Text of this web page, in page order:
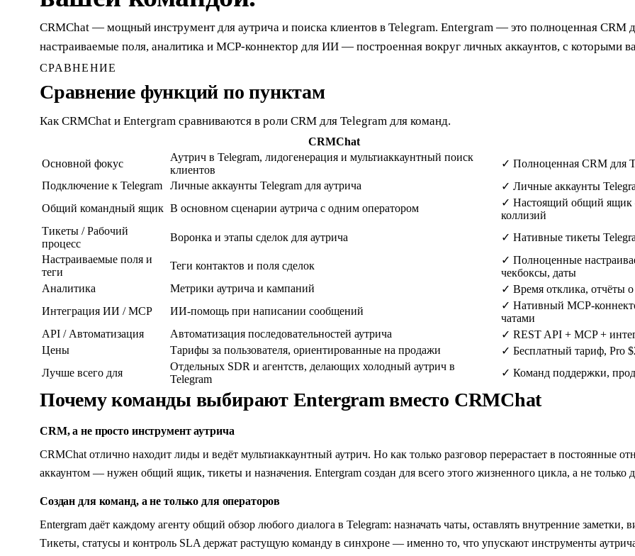
CRMChat — мощный инструмент для аутрича и поиска клиентов в Telegram. Entergram — это полноценная
настраиваемые поля, аналитика и MCP-коннектор для ИИ — построенная вокруг личных аккаунтов, с которыми
СРАВНЕНИЕ
Сравнение функций по пунктам
Как CRMChat и Entergram сравниваются в роли CRM для Telegram для команд.
CRMChat
Основной фокус
Аутрич в Telegram, лидогенерация и мультиаккаунтный поиск
клиентов
✓ Полноценная CRM для
Подключение к Telegram
Личные аккаунты Telegram для аутрича ✓ Личные аккаунты
Общий командный ящик В основном сценарии аутрича с одним оператором ✓ Настоящий общий ящик
коллизий
Тикеты / Рабочий
процесс
Воронка и этапы сделок для аутрича ✓ Нативные тикеты
Настраиваемые поля и
теги
Теги контактов и поля сделок ✓ Полноценные
чекбоксы, даты
Аналитика
Метрики аутрича и кампаний ✓ Время отклика, отчёты
Интеграция ИИ / MCP
ИИ-помощь при написании сообщений ✓ Нативный MCP-
чатами
API / Автоматизация
Автоматизация последовательностей аутрича ✓ REST API + MCP +
Цены
Тарифы за пользователя, ориентированные на продажи ✓ Бесплатный тариф, Pro
Лучше всего для
Отдельных SDR и агентств, делающих холодный аутрич в
Telegram
✓ Команд поддержки,
Почему команды выбирают Entergram вместо CRMChat
CRM, а не просто инструмент аутрича
CRMChat отлично находит лиды и ведёт мультиаккаунтный аутрич. Но как только разговор перерастает в постоянные
аккаунтом — нужен общий ящик, тикеты и назначения. Entergram создан для всего этого жизненного цикла, а не только
Создан для команд, а не только для операторов
Entergram даёт каждому агенту общий обзор любого диалога в Telegram: назначать чаты, оставлять внутренние заметки,
Тикеты, статусы и контроль SLA держат растущую команду в синхроне — именно то, что упускают инструменты